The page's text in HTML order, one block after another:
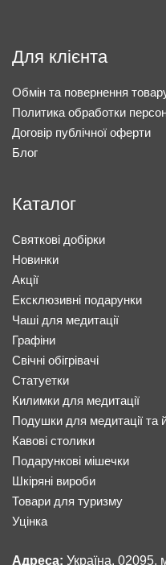
Для клієнта
Обмін та повернення
Политика обработки
Договір публічної оферти
Блог
Каталог
Святкові добірки
Новинки
Акції
Ексклюзивні подарунки
Чаші для медитації
Графіни
Свічні обігрівачі
Статуетки
Килимки для медитації
Подушки для медитації та
Кавові столики
Подарункові мішечки
Шкіряні вироби
Товари для туризму
Уцінка
Адреса: Україна, 02095,